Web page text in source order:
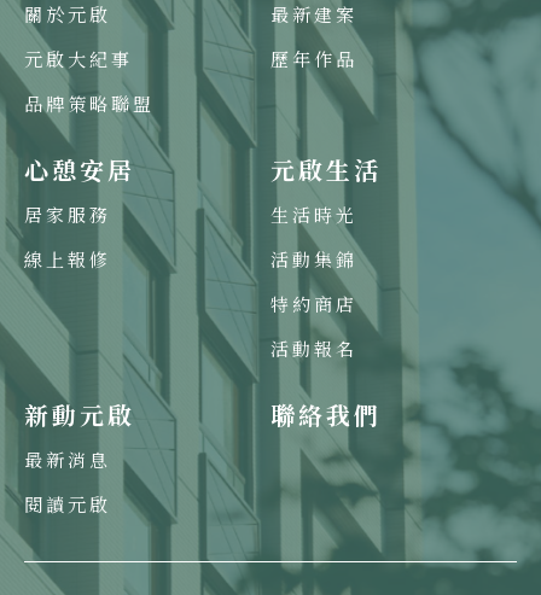
關於元啟
元啟大紀事
品牌策略聯盟
最新建案
歷年作品
心憩安居
居家服務
線上報修
元啟生活
生活時光
活動集錦
特約商店
活動報名
新動元啟
最新消息
閱讀元啟
聯絡我們